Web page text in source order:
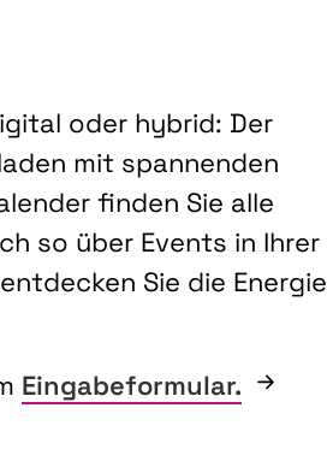
oder hybrid: Der
mit spannenden
finden Sie alle
so über Events in Ihrer
Sie die Energie
Eingabeformular.